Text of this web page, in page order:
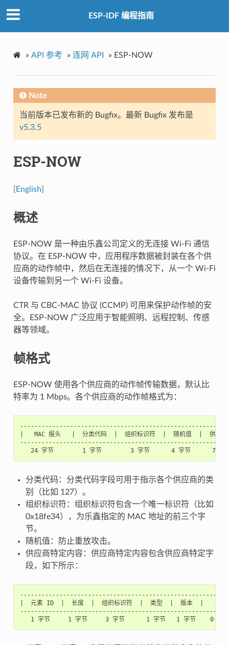
ESP-IDF 编程指南
» API 参考 » 连网 API » ESP-NOW
Note
当前版本已发布新的 Bugfix。最新 Bugfix 发布是
v5.3.5
ESP-NOW
[English]
概述
ESP-NOW 是一种由乐鑫公司定义的无连接 Wi-Fi 通信
协议。在 ESP-NOW 中，应用程序数据被封装在各个供
应商的动作帧中，然后在无连接的情况下，从一个 Wi-Fi
设备传输到另一个 Wi-Fi 设备。
CTR 与 CBC-MAC 协议 (CCMP) 可用来保护动作帧的安
全。ESP-NOW 广泛应用于智能照明、远程控制、传感
器等领域。
帧格式
ESP-NOW 使用各个供应商的动作帧传输数据，默认比
特率为 1 Mbps。各个供应商的动作帧格式为：
|   MAC 报头   |  分类代码  |  组织标识符  |  随机值  |  供应
分类代码：分类代码字段可用于指示各个供应商的类
别（比如 127）。
组织标识符：组织标识符包含一个唯一标识符（比如
0x18fe34），为乐鑫指定的 MAC 地址的前三个字
节。
随机值：防止重放攻击。
供应商特定内容：供应商特定内容包含供应商特定字
段，如下所示：
|  元素 ID  |  长度  |  组织标识符  |  类型  |  版本  |